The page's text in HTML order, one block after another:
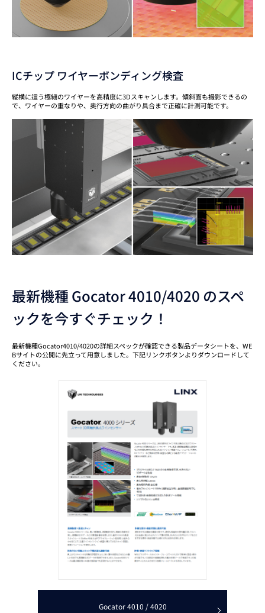
ICチップ ワイヤーボンディング検査
縦横に這う極細のワイヤーを高精度に3Dスキャンします。傾斜面も撮影できるの
で、ワイヤーの重なりや、奥行方向の曲がり具合まで正確に計測可能です。
最新機種 Gocator 4010/4020 のスペ
ックを今すぐチェック！
最新機種Gocator4010/4020の詳細スペックが確認できる製品データシートを、WE
Bサイトの公開に先立って用意しました。下記リンクボタンよりダウンロードして
ください。
Gocator 4010 / 4020